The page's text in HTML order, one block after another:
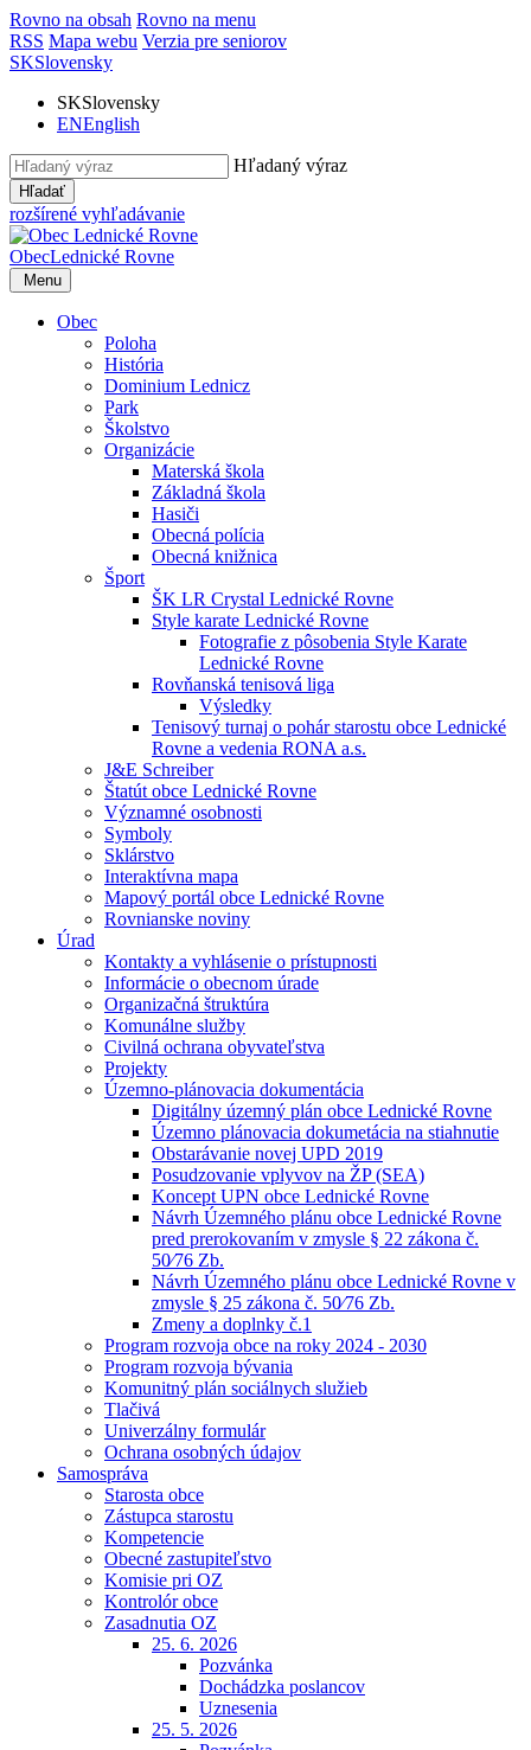
Rovno na obsah Rovno na menu
RSS Mapa webu Verzia pre seniorov
SKSlovensky
SKSlovensky
ENEnglish
Hľadaný výraz
Hľadať
rozšírené vyhľadávanie
ObecLednické Rovne
Menu
Obec
Poloha
História
Dominium Lednicz
Park
Školstvo
Organizácie
Materská škola
Základná škola
Hasiči
Obecná polícia
Obecná knižnica
Šport
ŠK LR Crystal Lednické Rovne
Style karate Lednické Rovne
Fotografie z pôsobenia Style Karate
Lednické Rovne
Rovňanská tenisová liga
Výsledky
Tenisový turnaj o pohár starostu obce Lednické
Rovne a vedenia RONA a.s.
J&E Schreiber
Štatút obce Lednické Rovne
Významné osobnosti
Symboly
Sklárstvo
Interaktívna mapa
Mapový portál obce Lednické Rovne
Rovnianske noviny
Úrad
Kontakty a vyhlásenie o prístupnosti
Informácie o obecnom úrade
Organizačná štruktúra
Komunálne služby
Civilná ochrana obyvateľstva
Projekty
Územno-plánovacia dokumentácia
Digitálny územný plán obce Lednické Rovne
Územno plánovacia dokumetácia na stiahnutie
Obstarávanie novej UPD 2019
Posudzovanie vplyvov na ŽP (SEA)
Koncept UPN obce Lednické Rovne
Návrh Územného plánu obce Lednické Rovne
pred prerokovaním v zmysle § 22 zákona č.
50⁄76 Zb.
Návrh Územného plánu obce Lednické Rovne v
zmysle § 25 zákona č. 50⁄76 Zb.
Zmeny a doplnky č.1
Program rozvoja obce na roky 2024 - 2030
Program rozvoja bývania
Komunitný plán sociálnych služieb
Tlačivá
Univerzálny formulár
Ochrana osobných údajov
Samospráva
Starosta obce
Zástupca starostu
Kompetencie
Obecné zastupiteľstvo
Komisie pri OZ
Kontrolór obce
Zasadnutia OZ
25. 6. 2026
Pozvánka
Dochádzka poslancov
Uznesenia
25. 5. 2026